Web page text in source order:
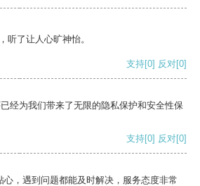
听了让人心旷神怡。
支持[0] 反对[0]
经为我们带来了无限的隐私保护和安全性保
支持[0] 反对[0]
心，遇到问题都能及时解决，服务态度非常